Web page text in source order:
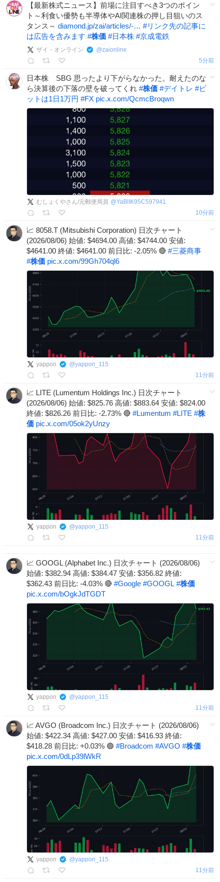
【最新株式ニュース】前場に注目すべき3つのポイン
ト～利食い優勢も半導体やAI関連株の押し目狙いのス
タンス～ diamond.jp/zai/articles/-… #リンク先の記事に
は広告を含みます #株価 #日本株 #京成電鉄
ザイ・オンライン @zaionline
5分前
日本株 SBG 思ったより下がらなかった。耐えたのな
ら決算後の下落の壁を破ってくれ #株価 #デイトレ #ビ
ットは1日1万円 #FX pic.x.com/QcmcBroqwn
むしょくやさん/元郵便局員 @YaBlIK95C597941
10分前
📈 8058.T (Mitsubishi Corporation) 日次チャート
(2026/08/06) 始値: $4694.00 高値: $4744.00 安値:
$4641.00 終値: $4641.00 前日比: -2.05% 🔴 #三菱商事
#株価 pic.x.com/99Gh704ql6
yappon @yappon_115
11分前
📈 LITE (Lumentum Holdings Inc.) 日次チャート
(2026/08/06) 始値: $825.76 高値: $883.64 安値: $824.00
終値: $826.26 前日比: -2.73% 🔴 #Lumentum #LITE #株
価 pic.x.com/05ok2yUnzy
yappon @yappon_115
11分前
📈 GOOGL (Alphabet Inc.) 日次チャート (2026/08/06)
始値: $382.94 高値: $384.47 安値: $356.82 終値:
$362.43 前日比: -4.03% 🔴 #Google #GOOGL #株価
pic.x.com/bOgkJdTGDT
yappon @yappon_115
11分前
📈 AVGO (Broadcom Inc.) 日次チャート (2026/08/06)
始値: $422.34 高値: $427.00 安値: $416.93 終値:
$418.28 前日比: +0.03% 🟢 #Broadcom #AVGO #株価
pic.x.com/0dLp39lWkR
yappon @yappon_115
11分前